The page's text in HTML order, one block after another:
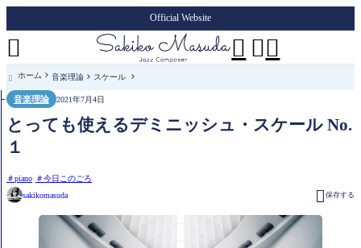
Official Website
 

 ホーム 音楽理論 スケール
音楽理論 2021年7月4日
とっても使えるデミニッシュ・スケール No.
１
piano
今日このごろ
sakikomasuda
 保存する